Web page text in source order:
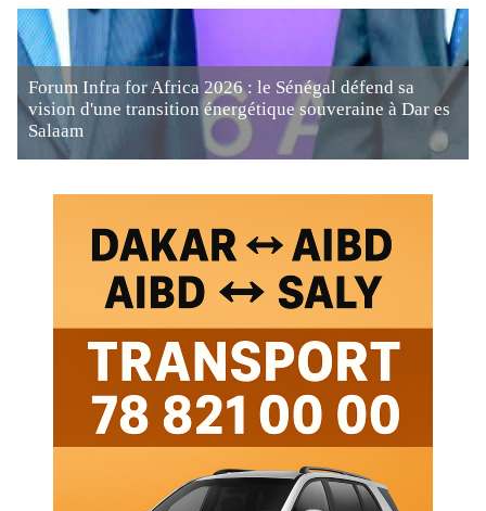
Forum Infra for Africa 2026 : le Sénégal défend sa
vision d'une transition énergétique souveraine à Dar es
Salaam